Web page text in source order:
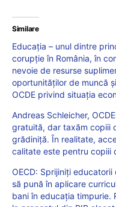
Similare
Educația – unul dintre
corupție în România, în
nevoie de resurse
oportunităților de muncă
OCDE privind situația
Andreas Schleicher,
gratuită, dar taxăm copiii
grădiniță. În realitate,
calitate este pentru copiii
OECD: Sprijiniți
să pună în aplicare
bani în educația timpurie.